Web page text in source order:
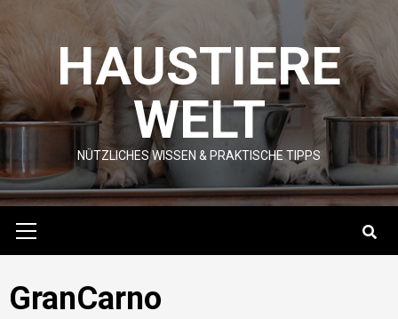
content HAUSTIERE
WELT
NÜTZLICHES WISSEN & PRAKTISCHE TIPPS
Menu
GranCarno